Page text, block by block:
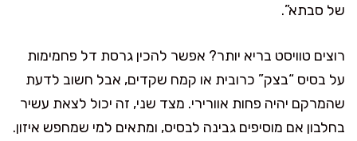
של סבתא”.
רוצים טוויסט בריא יותר? אפשר להכין גרסת דל פחמימות
על בסיס “בצק” כרובית או קמח שקדים, אבל חשוב לדעת
שהמרקם יהיה פחות אוורירי. מצד שני, זה יכול לצאת עשיר
בחלבון אם מוסיפים גבינה לבסיס, ומתאים למי שמחפש איזון.